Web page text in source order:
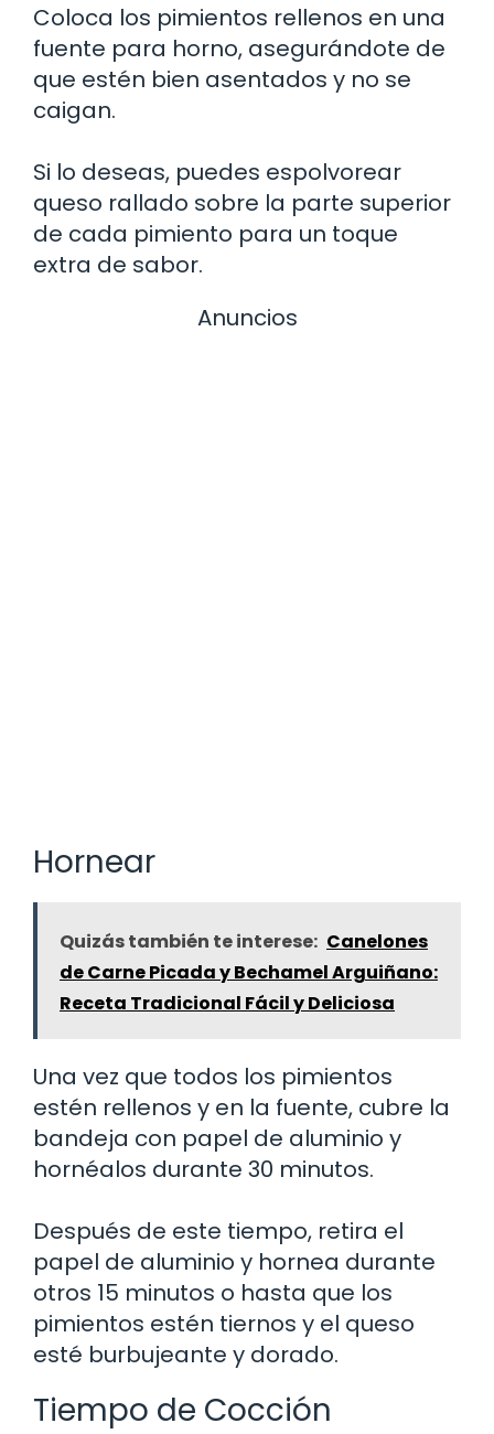
Coloca los pimientos rellenos en una
fuente para horno, asegurándote de
que estén bien asentados y no se
caigan.
Si lo deseas, puedes espolvorear
queso rallado sobre la parte superior
de cada pimiento para un toque
extra de sabor.
Anuncios
Hornear
Quizás también te interese: Canelones
de Carne Picada y Bechamel Arguiñano:
Receta Tradicional Fácil y Deliciosa
Una vez que todos los pimientos
estén rellenos y en la fuente, cubre la
bandeja con papel de aluminio y
hornéalos durante 30 minutos.
Después de este tiempo, retira el
papel de aluminio y hornea durante
otros 15 minutos o hasta que los
pimientos estén tiernos y el queso
esté burbujeante y dorado.
Tiempo de Cocción